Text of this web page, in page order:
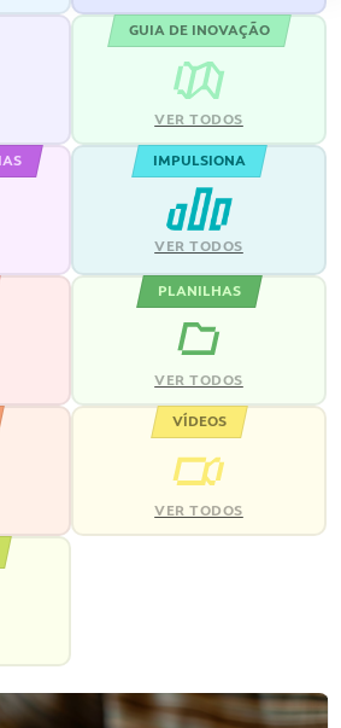
GUIA DE INOVAÇÃO
VER TODOS
IMPULSIONA
VER TODOS
PLANILHAS
VER TODOS
VÍDEOS
VER TODOS